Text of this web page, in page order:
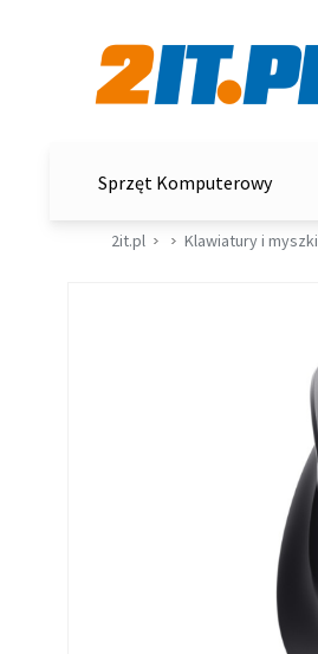
Sprzęt Komputerowy
2it.pl Klawiatury i myszki